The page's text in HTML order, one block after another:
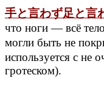
手と言わず足と言
что ноги — всё
могли быть не
используется с не
гротеском).